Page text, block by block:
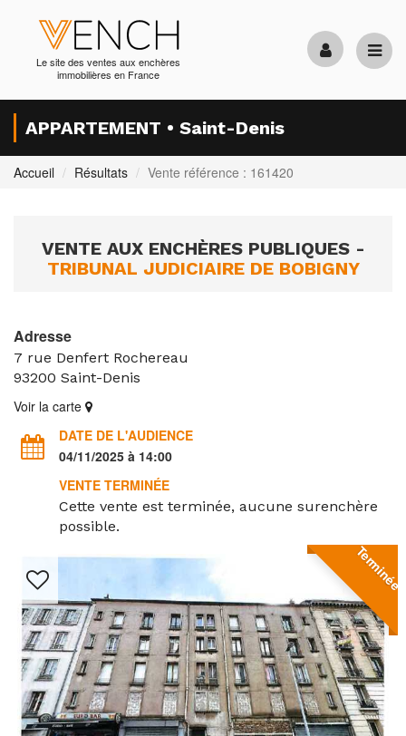
Le site des ventes aux enchères
immobilières en France
APPARTEMENT • Saint-Denis
Accueil Résultats Vente référence : 161420
VENTE AUX ENCHÈRES PUBLIQUES -
TRIBUNAL JUDICIAIRE DE BOBIGNY
Adresse
7 rue Denfert Rochereau
93200 Saint-Denis
Voir la carte
DATE DE L'AUDIENCE
04/11/2025 à 14:00
VENTE TERMINÉE
Cette vente est terminée, aucune surenchère
possible.
Terminée